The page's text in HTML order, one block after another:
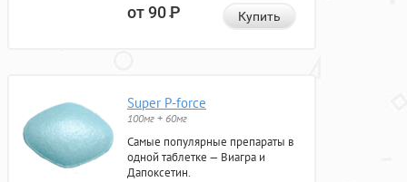
от 90Р Купить
Super P-force
100мг + 60мг
Самые популярные препараты в
одной таблетке — Виагра и
Дапоксетин.